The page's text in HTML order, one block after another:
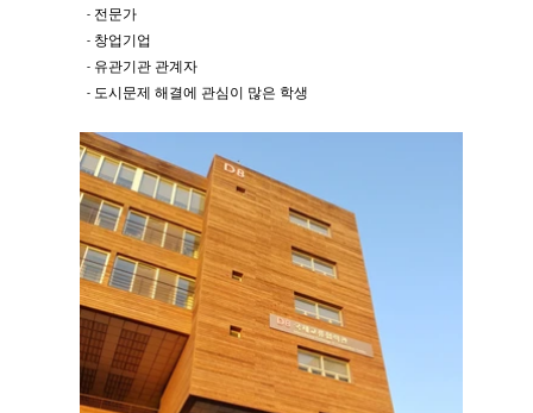
- 전문가
- 창업기업
- 유관기관 관계자
- 도시문제 해결에 관심이 많은 학생